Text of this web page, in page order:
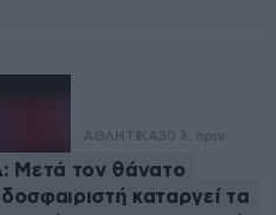
ΑΘΛΗΤΙΚΑ30 λ. πριν
Μετά τον θάνατο
καταργεί τα